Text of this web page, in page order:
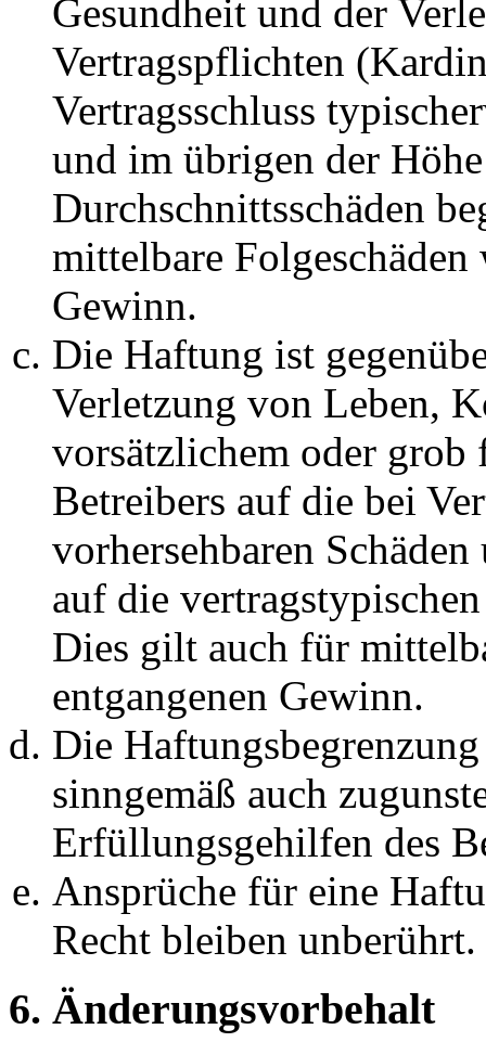
Gesundheit und der
Vertragspflichten
Vertragsschluss
und im übrigen der
Durchschnittsschäden
mittelbare Folgeschäden
Gewinn.
Die Haftung ist
Verletzung von Leben,
vorsätzlichem oder grob
Betreibers auf die bei
vorhersehbaren
auf die
Dies gilt auch für
entgangenen Gewinn.
Die
sinngemäß auch
Erfüllungsgehilfen des
Ansprüche für eine
Recht bleiben unberührt.
6. Änderungsvorbehalt